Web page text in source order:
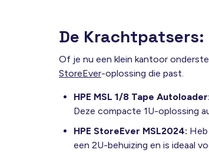
De Krachtpatsers:
Of je nu een klein kantoor
StoreEver-oplossing die past.
HPE MSL 1/8 Tape Autoloader:
Deze compacte 1U-oplossing
HPE StoreEver MSL2024:
een 2U-behuizing en is ideaal